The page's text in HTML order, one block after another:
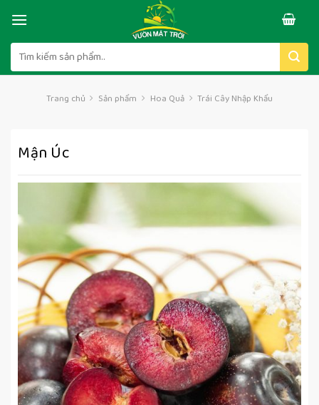
content
Tìm
kiếm:
Trang chủ Sản phẩm Hoa Quả Trái Cây Nhập Khẩu
Mận Úc